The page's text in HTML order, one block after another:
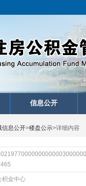
信息公开
信息公开>楼盘公示>详细内容
积金中心